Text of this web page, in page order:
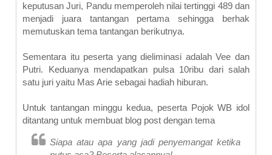
keputusan Juri, Pandu memperoleh nilai tertinggi 489 dan
menjadi juara tantangan pertama sehingga berhak
memutuskan tema tantangan berikutnya.
Sementara itu peserta yang dieliminasi adalah Vee dan
Putri. Keduanya mendapatkan pulsa 10ribu dari salah
satu juri yaitu Mas Arie sebagai hadiah hiburan.
Untuk tantangan minggu kedua, peserta Pojok WB idol
ditantang untuk membuat blog post dengan tema
Siapa atau apa yang jadi penyemangat ketika